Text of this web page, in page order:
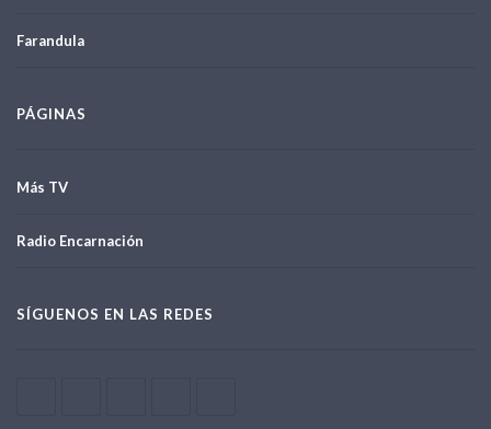
Farandula
PÁGINAS
Más TV
Radio Encarnación
SÍGUENOS EN LAS REDES